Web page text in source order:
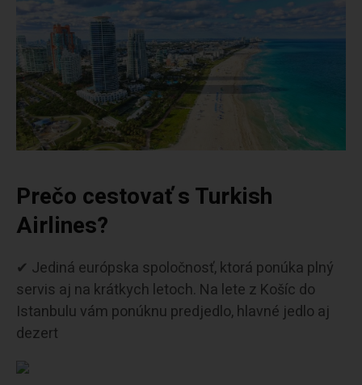
Prečo cestovať s Turkish
Airlines?
✔ Jediná európska spoločnosť, ktorá ponúka plný
servis aj na krátkych letoch. Na lete z Košíc do
Istanbulu vám ponúknu predjedlo, hlavné jedlo aj
dezert